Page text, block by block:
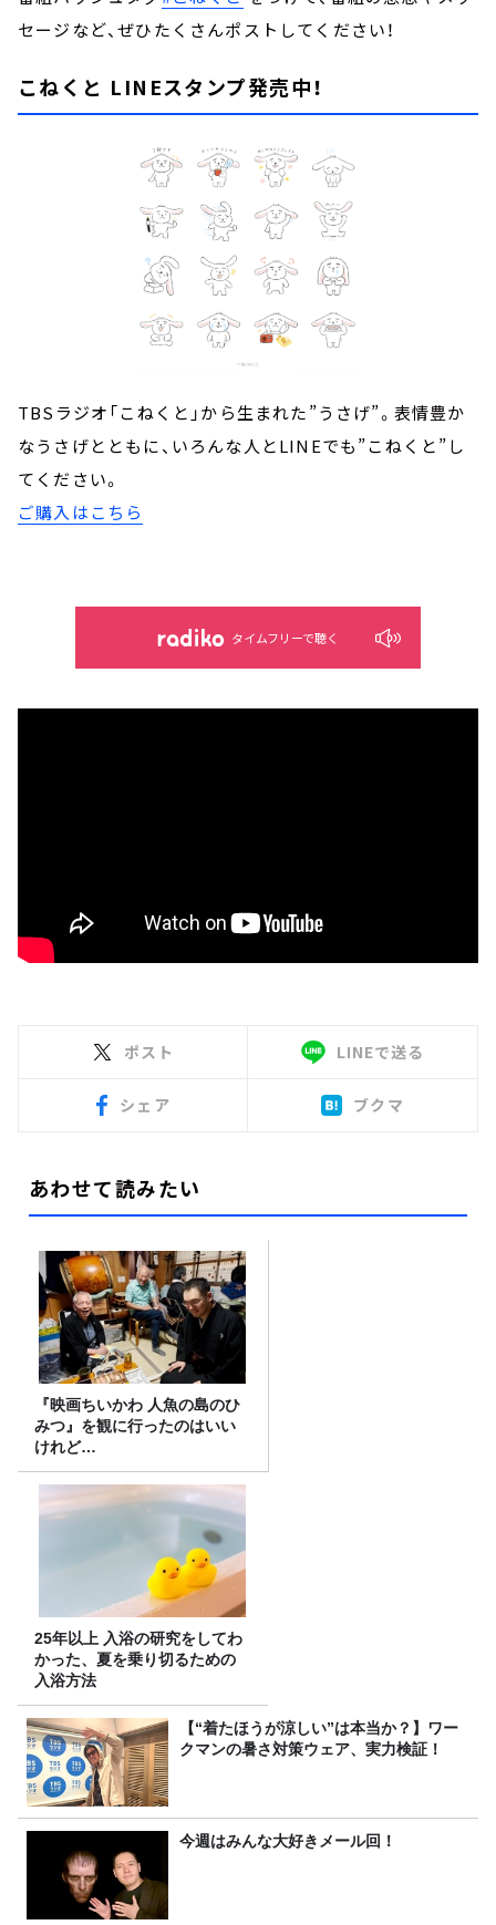
セージなど、ぜひたくさんポストしてください！
こねくと LINEスタンプ発売中！
TBSラジオ「こねくと」から生まれた”うさげ”。表情豊か
なうさげとともに、いろんな人とLINEでも”こねくと”し
てください。
ご購入はこちら
タイムフリーで聴く
ポスト LINEで送る
シェア ブクマ
あわせて読みたい
『映画ちいかわ 人魚の島のひ
みつ』を観に行ったのはいい
けれど…
25年以上 入浴の研究をしてわ
かった、夏を乗り切るための
入浴方法
【“着たほうが涼しい”は本当か？】ワー
クマンの暑さ対策ウェア、実力検証！
今週はみんな大好きメール回！